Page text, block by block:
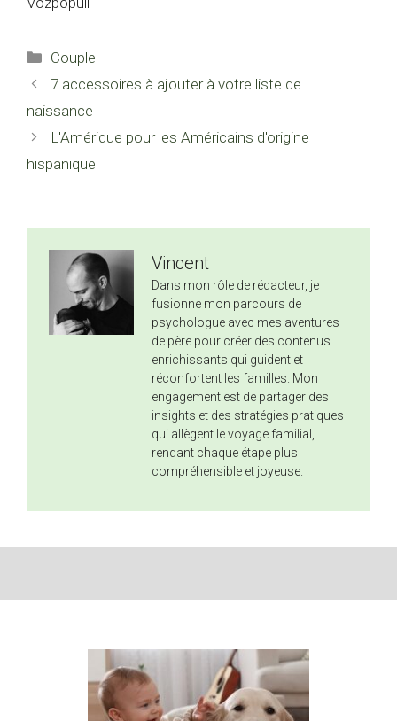
Catégories
Couple
7 accessoires à ajouter à votre liste de
naissance
L'Amérique pour les Américains d'origine
hispanique
Vincent
Dans mon rôle de rédacteur, je
fusionne mon parcours de
psychologue avec mes aventures
de père pour créer des contenus
enrichissants qui guident et
réconfortent les familles. Mon
engagement est de partager des
insights et des stratégies pratiques
qui allègent le voyage familial,
rendant chaque étape plus
compréhensible et joyeuse.